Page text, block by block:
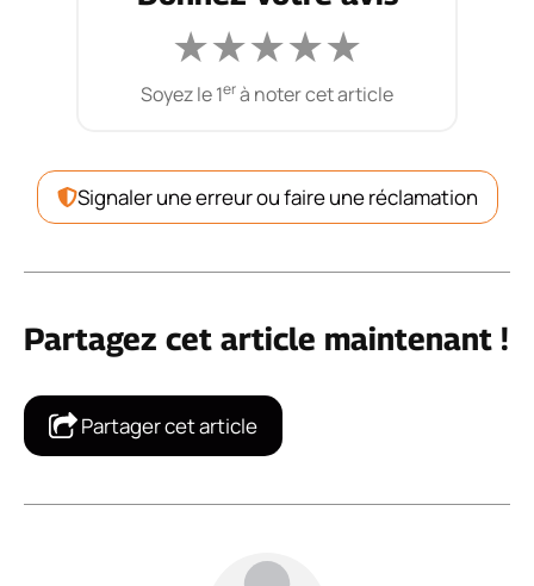
★★★★★
Soyez le 1erà noter cet article
Signaler une erreur ou faire une réclamation
Partagez cet article maintenant !
Partager cet article